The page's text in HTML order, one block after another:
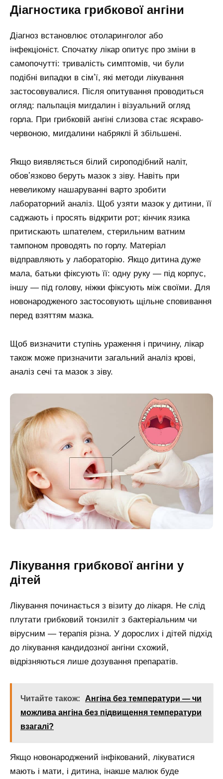
Діагностика грибкової ангіни
Діагноз встановлює отоларинголог або
інфекціоніст. Спочатку лікар опитує про зміни в
самопочутті: тривалість симптомів, чи були
подібні випадки в сімʼї, які методи лікування
застосовувалися. Після опитування проводиться
огляд: пальпація мигдалин і візуальний огляд
горла. При грибковій ангіні слизова стає яскраво-
червоною, мигдалини набряклі й збільшені.
Якщо виявляється білий сироподібний наліт,
обовʼязково беруть мазок з зіву. Навіть при
невеликому нашаруванні варто зробити
лабораторний аналіз. Щоб узяти мазок у дитини, її
саджають і просять відкрити рот; кінчик язика
притискають шпателем, стерильним ватним
тампоном проводять по горлу. Матеріал
відправляють у лабораторію. Якщо дитина дуже
мала, батьки фіксують її: одну руку — під корпус,
іншу — під голову, ніжки фіксують між своїми. Для
новонародженого застосовують щільне сповивання
перед взяттям мазка.
Щоб визначити ступінь ураження і причину, лікар
також може призначити загальний аналіз крові,
аналіз сечі та мазок з зіву.
Лікування грибкової ангіни у
дітей
Лікування починається з візиту до лікаря. Не слід
плутати грибковий тонзиліт з бактеріальним чи
вірусним — терапія різна. У дорослих і дітей підхід
до лікування кандидозної ангіни схожий,
відрізняються лише дозування препаратів.
Читайте також:
Ангіна без температури — чи
можлива ангіна без підвищення температури
взагалі?
Якщо новонароджений інфікований, лікуватися
мають і мати, і дитина, інакше малюк буде